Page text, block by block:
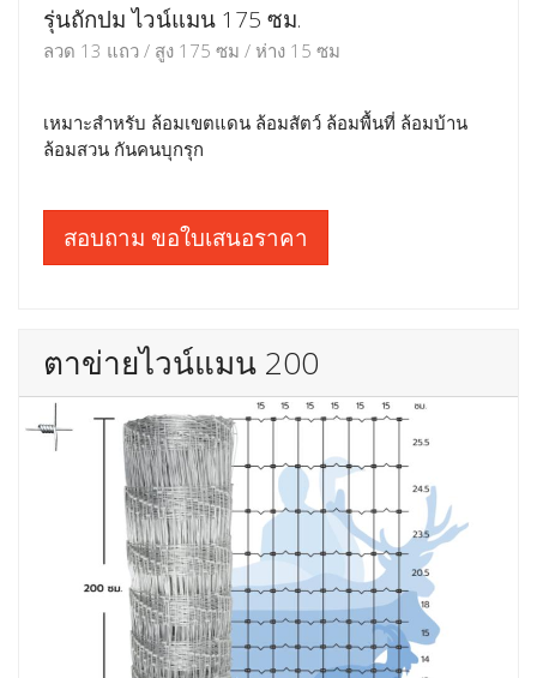
รุ่นถักปม ไวน์แมน 175 ซม.
ลวด 13 แถว / สูง 175 ซม / ห่าง 15 ซม
เหมาะสำหรับ ล้อมเขตแดน ล้อมสัตว์ ล้อมพื้นที่ ล้อมบ้าน
ล้อมสวน กันคนบุกรุก
สอบถาม ขอใบเสนอราคา
ตาข่ายไวน์แมน 200